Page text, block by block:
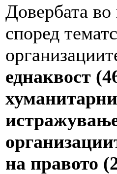
Довербата во
според
еднаквост
на правото